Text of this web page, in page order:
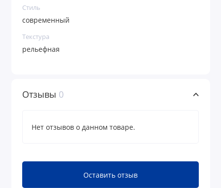
Стиль
современный
Текстура
рельефная
Отзывы 0
Нет отзывов о данном товаре.
Оставить отзыв